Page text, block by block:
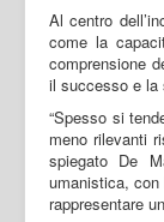
Al centro
come la
comprensione
il successo e la
“Spesso si
meno rilevanti
spiegato De
umanistica,
rappresentare